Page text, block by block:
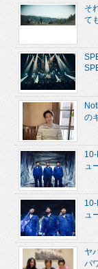
そ
て
の
ュ
ュ
ヤ
パ